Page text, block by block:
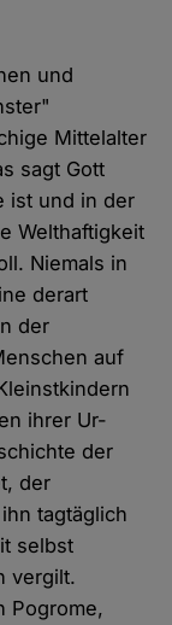
und
Mittelalter
sagt Gott
ist und in der
Welthaftigkeit
Niemals in
derart
der
auf
ihrer Ur-
der
der
tagtäglich
selbst
vergilt.
Pogrome,